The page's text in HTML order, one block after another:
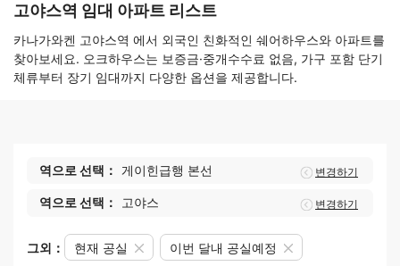
고야스역 임대 아파트 리스트
카나가와켄 고야스역 에서 외국인 친화적인 쉐어하우스와 아파트를
찾아보세요. 오크하우스는 보증금·중개수수료 없음, 가구 포함 단기
체류부터 장기 임대까지 다양한 옵션을 제공합니다.
역으로 선택： 게이힌급행 본선 변경하기
역으로 선택： 고야스 변경하기
그외： 현재 공실 이번 달내 공실예정